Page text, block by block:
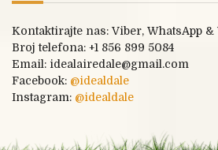
Kontaktirajte nas: Viber, WhatsApp &
Broj telefona: +1 856 899 5084
Email: idealairedale@gmail.com
Facebook: @idealdale
Instagram: @idealdale